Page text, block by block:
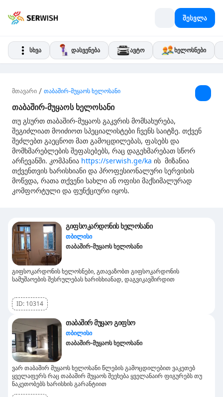
შესვლა
სხვა დასვენება ავტო ხელოსნები
მთავარი / თაბაშირ-მუყაოს ხელოსანი
თაბაშირ-მუყაოს ხელოსანი
თუ გსურთ თაბაშირ-მუყაოს გაკვრის მომსახურება,
შეგიძლიათ მოიძიოთ სპეციალისტები ჩვენს საიტზე. თქვენ
შეძლებთ გაეცნოთ მათ გამოცდილებას, ფასებს და
მომხმარებლების შეფასებებს, რაც დაგეხმარებათ სწორ
არჩევანში. კომპანია https://serwish.ge/ka ის მიზანია
თქვენთვის ხარისხიანი და პროფესიონალური სერვისის
მოწვდა, რათა თქვენი სახლი ან ოფისი მაქსიმალურად
კომფორტული და ფუნქციური იყოს.
გიფსოკარდონის ხელოსანი
თბილისი
თაბაშირ-მუყაოს ხელოსანი
გიფსოკარდონის ხელოსნები, გთავაზობთ გიფსოკარდონის
სამუშაოების შესრულებას ხარისხიანად, დაგვიკავშირდით
ID: 10314
თაბაშირ მუყაო გიფსო
თბილისი
თაბაშირ-მუყაოს ხელოსანი
ვარ თაბაშირ მუყაოს ხელოსანი წლების გამოცდილებით ვაკეთებ
ყველაფერს რაც თაბაშირ მუყაოს შეეხება ყველანაირ ფიგურებს თუ
ნაკეთობებს ხარისხის გარანტიით